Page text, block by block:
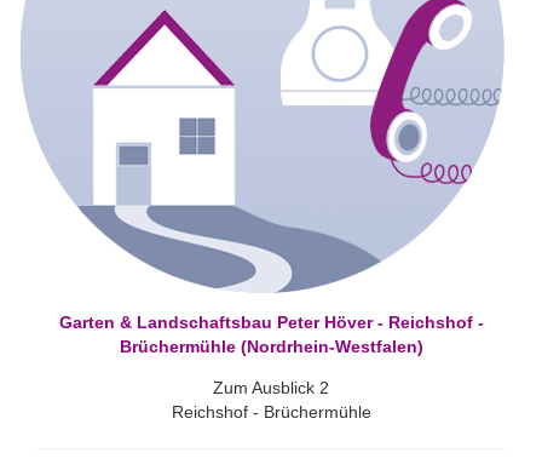
Garten & Landschaftsbau Peter Höver - Reichshof -
Brüchermühle (Nordrhein-Westfalen)
Zum Ausblick 2
Reichshof - Brüchermühle